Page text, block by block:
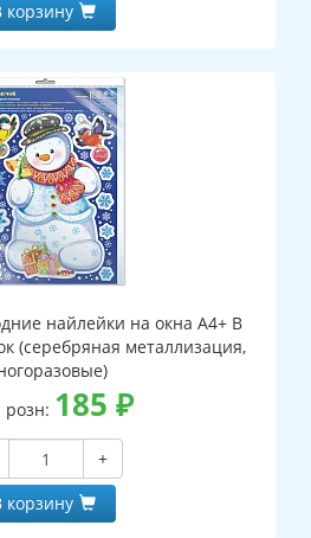
корзину
найлейки на окна А4+ В
(серебряная металлизация,
розн: 185 ₽
+
корзину